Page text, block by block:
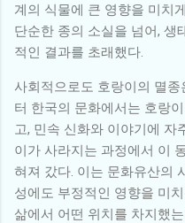
계의 식물에 큰 영향을 미치
단순한 종의 소실을 넘어, 생
적인 결과를 초래했다.
사회적으로도 호랑이의 멸
터 한국의 문화에서는 호랑
고, 민속 신화와 이야기에 자
이가 사라지는 과정에서 이
혀져 갔다. 이는 문화유산의
성에도 부정적인 영향을 미
삶에서 어떤 위치를 차지했